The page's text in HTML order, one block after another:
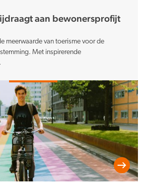
aan bewonersprofijt
meerwaarde van toerisme voor de
Met inspirerende